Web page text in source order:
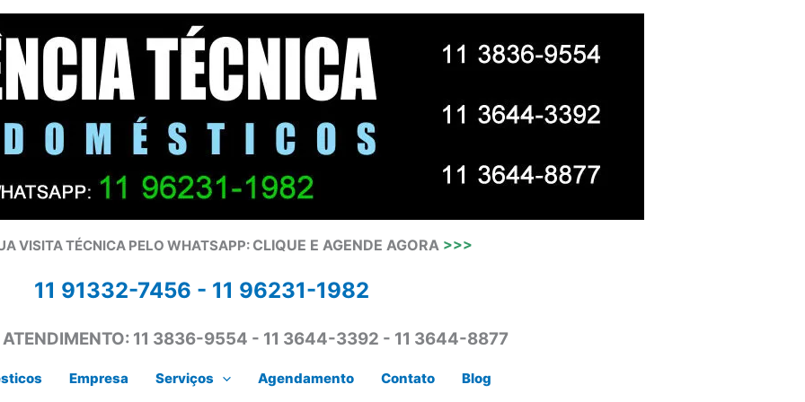
VISITA TÉCNICA PELO WHATSAPP: CLIQUE E AGENDE AGORA >>>
11 91332-7456 - 11 96231-1982
11 3836-9554 - 11 3644-3392 - 11 3644-8877
Empresa Serviços Agendamento Contato Blog